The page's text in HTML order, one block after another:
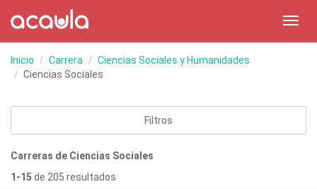
Inicio Carrera
Ciencias Sociales y Humanidades
Ciencias Sociales
Filtros
Carreras de Ciencias Sociales
1-15 de 205 resultados